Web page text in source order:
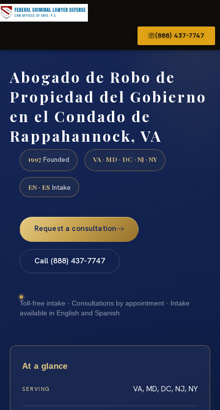
(888) 437-7747
Abogado de Robo de
Propiedad del Gobierno
en el Condado de
Rappahannock, VA
1997 Founded VA · MD · DC · NJ · NY
EN · ES Intake
Request a consultation
Call (888) 437-7747
Toll-free intake · Consultations by appointment · Intake
available in English and Spanish
At a glance
SERVING VA, MD, DC, NJ, NY